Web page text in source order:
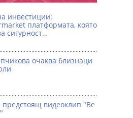
инвестиции:
платформата, която
сигурност…
очаква близнаци
предстоящ видеоклип "Be